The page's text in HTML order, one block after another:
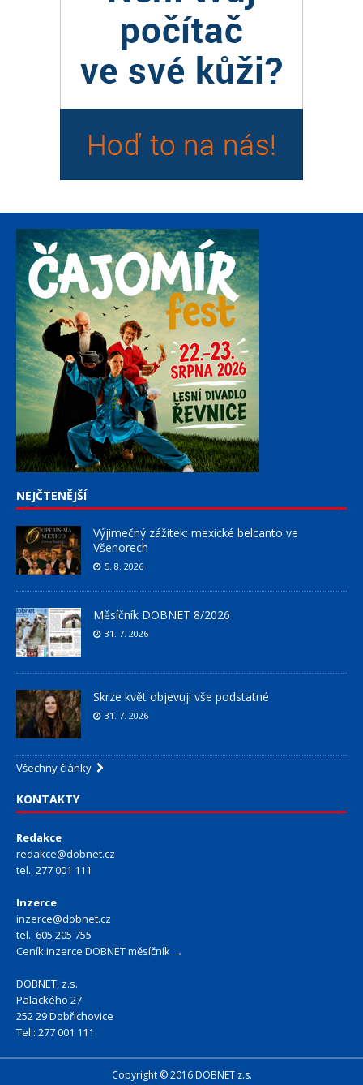
NEJČTENĚJŠÍ
Výjimečný zážitek: mexické belcanto ve
Všenorech
5. 8. 2026
Měsíčník DOBNET 8/2026
31. 7. 2026
Skrze květ objevuji vše podstatné
31. 7. 2026
Všechny články
KONTAKTY
Redakce
redakce@dobnet.cz
tel.: 277 001 111
Inzerce
inzerce@dobnet.cz
tel.: 605 205 755
Ceník inzerce DOBNET měsíčník →
DOBNET, z.s.
Palackého 27
252 29 Dobřichovice
Tel.: 277 001 111
Copyright © 2016 DOBNET z.s.